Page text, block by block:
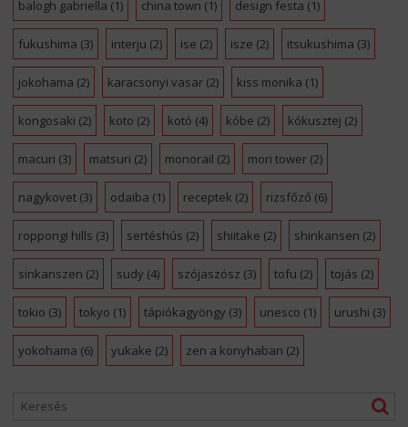
balogh gabriella (1) china town (1) design festa (1)
fukushima (3) interju (2) ise (2) isze (2) itsukushima (3)
jokohama (2) karacsonyi vasar(2) kiss monika (1)
kongosaki (2) koto (2) kotó (4) kóbe (2) kókusztej (2)
macuri (3) matsuri (2) monorail (2) mori tower(2)
nagykovet(3) odaiba (1) receptek (2) rizsfőző (6)
roppongi hills (3) sertéshús (2) shiitake (2) shinkansen (2)
sinkanszen (2) sudy (4) szójaszósz (3) tofu (2) tojás (2)
tokio (3) tokyo (1) tápiókagyöngy (3) unesco (1) urushi (3)
yokohama (6) yukake (2) zen a konyhaban (2)